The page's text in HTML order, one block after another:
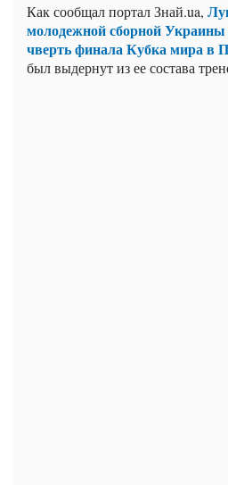
Как сообщал портал Знай.ua,
молодежной сборной Украины
чверть финала Кубка мира в
был выдернут из ее состава